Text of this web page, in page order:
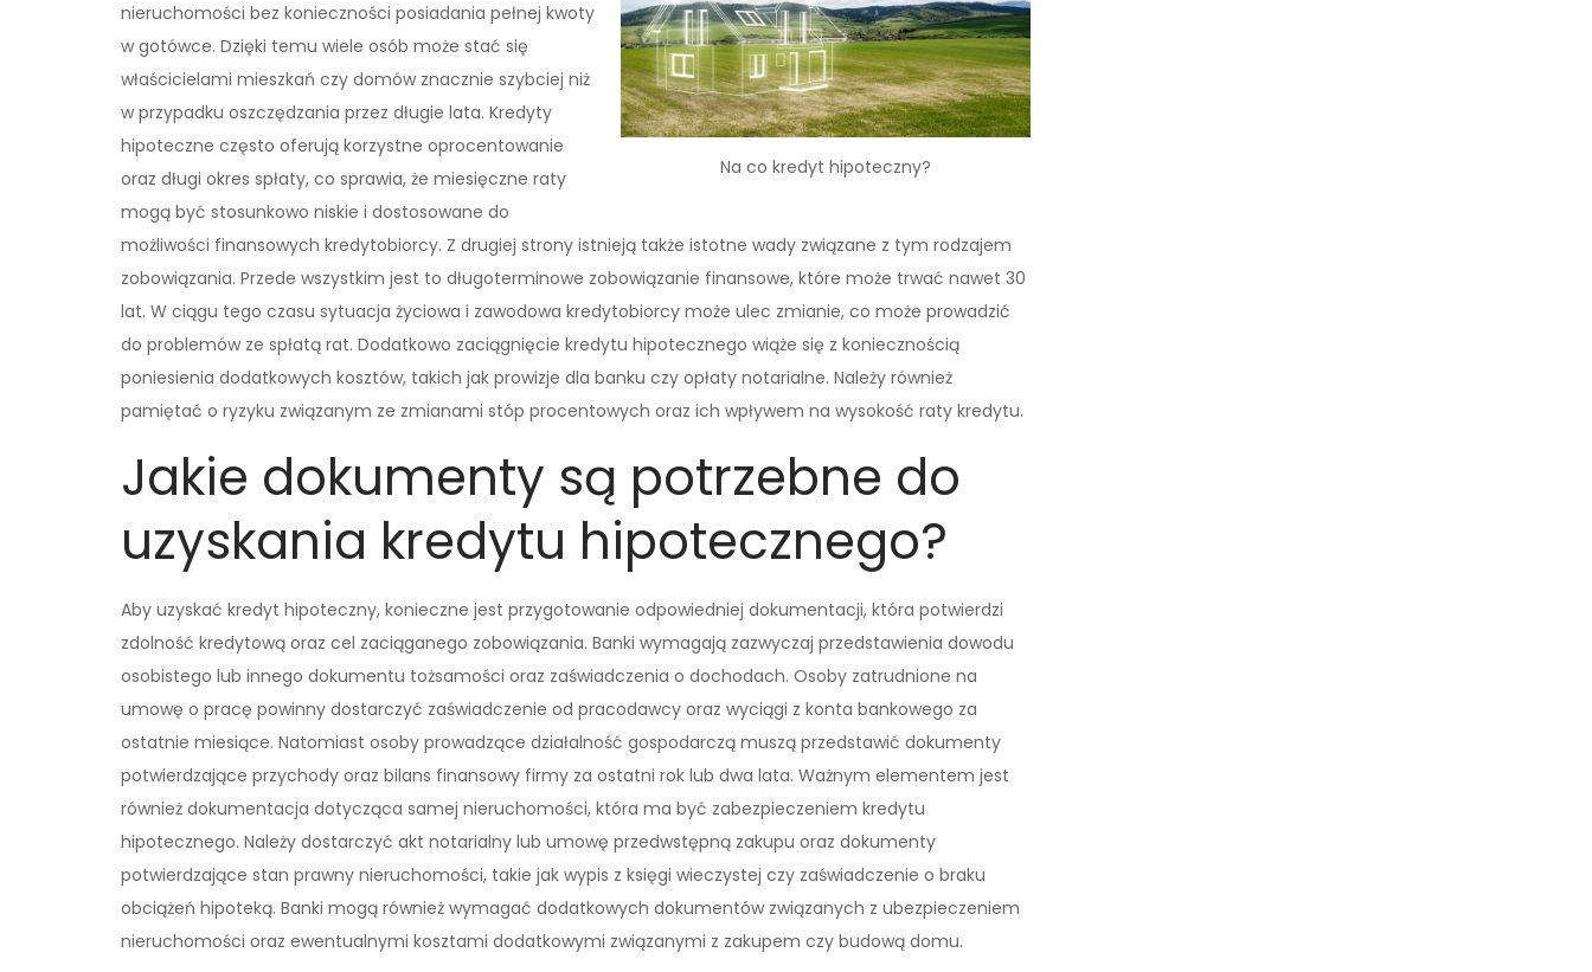
Na co kredyt hipoteczny?
nieruchomości bez konieczności posiadania pełnej kwoty
w gotówce. Dzięki temu wiele osób może stać się
właścicielami mieszkań czy domów znacznie szybciej niż
w przypadku oszczędzania przez długie lata. Kredyty
hipoteczne często oferują korzystne oprocentowanie
oraz długi okres spłaty, co sprawia, że miesięczne raty
mogą być stosunkowo niskie i dostosowane do
możliwości finansowych kredytobiorcy. Z drugiej strony istnieją także istotne wady związane z tym rodzajem
zobowiązania. Przede wszystkim jest to długoterminowe zobowiązanie finansowe, które może trwać nawet 30
lat. W ciągu tego czasu sytuacja życiowa i zawodowa kredytobiorcy może ulec zmianie, co może prowadzić
do problemów ze spłatą rat. Dodatkowo zaciągnięcie kredytu hipotecznego wiąże się z koniecznością
poniesienia dodatkowych kosztów, takich jak prowizje dla banku czy opłaty notarialne. Należy również
pamiętać o ryzyku związanym ze zmianami stóp procentowych oraz ich wpływem na wysokość raty kredytu.
Jakie dokumenty są potrzebne do
uzyskania kredytu hipotecznego?
Aby uzyskać kredyt hipoteczny, konieczne jest przygotowanie odpowiedniej dokumentacji, która potwierdzi
zdolność kredytową oraz cel zaciąganego zobowiązania. Banki wymagają zazwyczaj przedstawienia dowodu
osobistego lub innego dokumentu tożsamości oraz zaświadczenia o dochodach. Osoby zatrudnione na
umowę o pracę powinny dostarczyć zaświadczenie od pracodawcy oraz wyciągi z konta bankowego za
ostatnie miesiące. Natomiast osoby prowadzące działalność gospodarczą muszą przedstawić dokumenty
potwierdzające przychody oraz bilans finansowy firmy za ostatni rok lub dwa lata. Ważnym elementem jest
również dokumentacja dotycząca samej nieruchomości, która ma być zabezpieczeniem kredytu
hipotecznego. Należy dostarczyć akt notarialny lub umowę przedwstępną zakupu oraz dokumenty
potwierdzające stan prawny nieruchomości, takie jak wypis z księgi wieczystej czy zaświadczenie o braku
obciążeń hipoteką. Banki mogą również wymagać dodatkowych dokumentów związanych z ubezpieczeniem
nieruchomości oraz ewentualnymi kosztami dodatkowymi związanymi z zakupem czy budową domu.